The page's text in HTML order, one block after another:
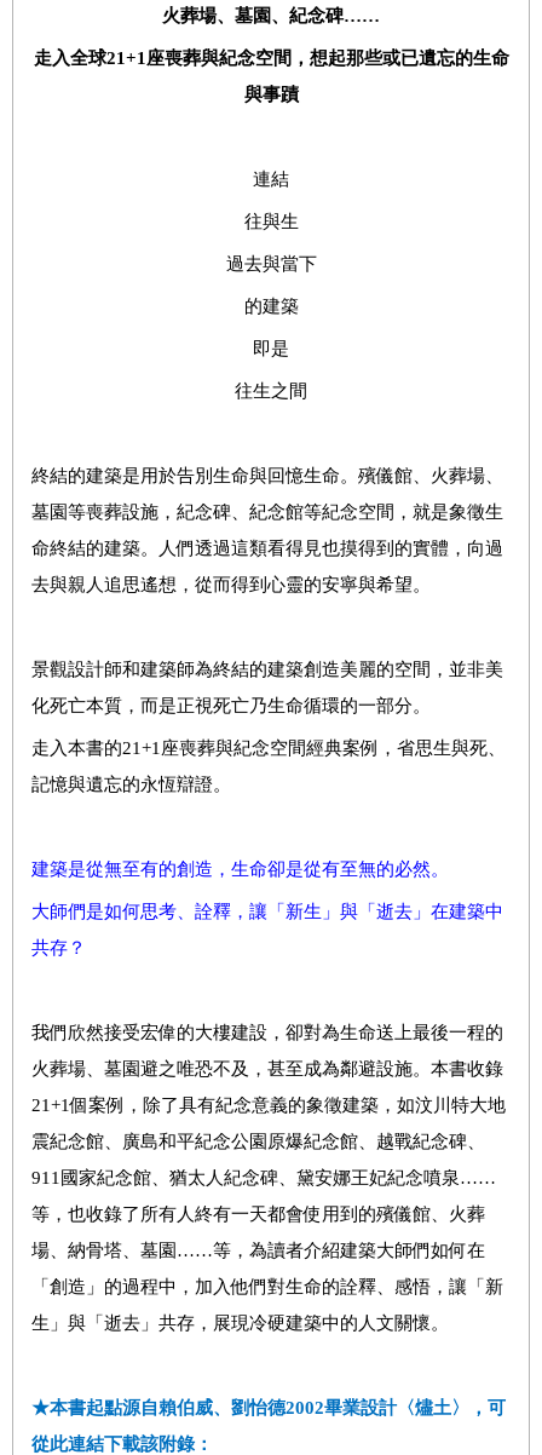
火葬場、墓園、紀念碑……
走入全球21+1座喪葬與紀念空間，想起那些或已遺忘的生命
與事蹟
連結
往與生
過去與當下
的建築
即是
往生之間
終結的建築是用於告別生命與回憶生命。殯儀館、火葬場、
墓園等喪葬設施，紀念碑、紀念館等紀念空間，就是象徵生
命終結的建築。人們透過這類看得見也摸得到的實體，向過
去與親人追思遙想，從而得到心靈的安寧與希望。
景觀設計師和建築師為終結的建築創造美麗的空間，並非美
化死亡本質，而是正視死亡乃生命循環的一部分。
走入本書的21+1座喪葬與紀念空間經典案例，省思生與死、
記憶與遺忘的永恆辯證。
建築是從無至有的創造，生命卻是從有至無的必然。
大師們是如何思考、詮釋，讓「新生」與「逝去」在建築中
共存？
我們欣然接受宏偉的大樓建設，卻對為生命送上最後一程的
火葬場、墓園避之唯恐不及，甚至成為鄰避設施。本書收錄
21+1個案例，除了具有紀念意義的象徵建築，如汶川特大地
震紀念館、廣島和平紀念公園原爆紀念館、越戰紀念碑、
911國家紀念館、猶太人紀念碑、黛安娜王妃紀念噴泉……
等，也收錄了所有人終有一天都會使用到的殯儀館、火葬
場、納骨塔、墓園……等，為讀者介紹建築大師們如何在
「創造」的過程中，加入他們對生命的詮釋、感悟，讓「新
生」與「逝去」共存，展現冷硬建築中的人文關懷。
★本書起點源自賴伯威、劉怡德2002畢業設計〈燼土〉，可
從此連結下載該附錄：